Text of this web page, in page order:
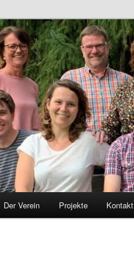
Der Verein Projekte Kontakt